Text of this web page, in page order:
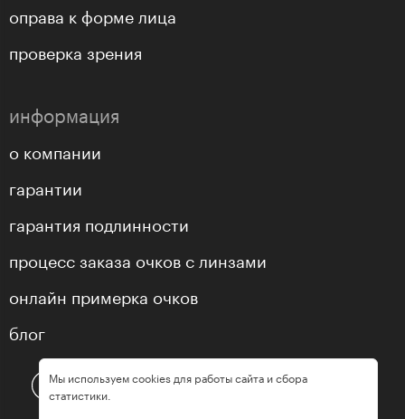
оправа к форме лица
проверка зрения
информация
о компании
гарантии
гарантия подлинности
процесс заказа очков с линзами
онлайн примерка очков
блог
Мы используем cookies для работы сайта и сбора
статистики.